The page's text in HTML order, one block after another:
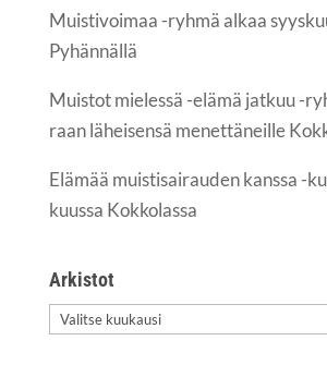
Muis­ti­voi­maa -ryh­mä alkaa
Pyhännällä
Muis­tot mie­les­sä -elä­mä jat­kuu -
raan lähei­sen­sä menet­tä­neil­le
Elä­mää muis­ti­sai­rau­den kans­sa -
kuus­sa Kokkolassa
Arkis­tot
Arkis­